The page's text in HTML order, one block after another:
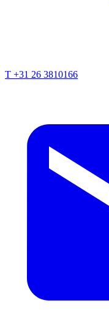
T +31 26 3810166